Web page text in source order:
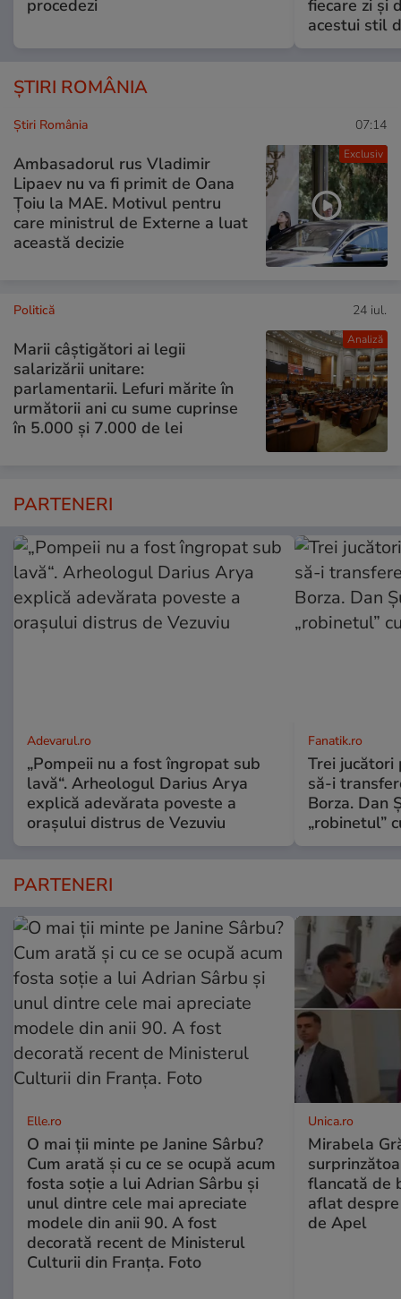
procedezi
fiecare zi și
acestui stil
ȘTIRI ROMÂNIA
Exclusiv
Știri România 07:14
Ambasadorul rus Vladimir
Lipaev nu va fi primit de Oana
Țoiu la MAE. Motivul pentru
care ministrul de Externe a luat
această decizie
Analiză
Politică 24 iul.
Marii câștigători ai legii
salarizării unitare:
parlamentarii. Lefuri mărite în
următorii ani cu sume cuprinse
în 5.000 și 7.000 de lei
PARTENERI
Adevarul.ro
„Pompeii nu a fost îngropat sub
lavă“. Arheologul Darius Arya
explică adevărata poveste a
orașului distrus de Vezuviu
Fanatik.ro
Trei jucători
să-i
Borza. Dan
„robinetul”
PARTENERI
Elle.ro
O mai ții minte pe Janine Sârbu?
Cum arată și cu ce se ocupă acum
fosta soție a lui Adrian Sârbu și
unul dintre cele mai apreciate
modele din anii 90. A fost
decorată recent de Ministerul
Culturii din Franța. Foto
Unica.ro
Mirabela
flancată de
aflat
de Apel